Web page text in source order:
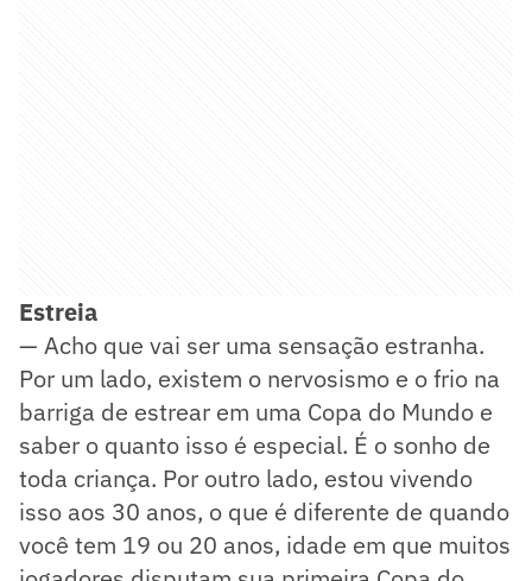
Estreia
— Acho que vai ser uma sensação estranha.
Por um lado, existem o nervosismo e o frio na
barriga de estrear em uma Copa do Mundo e
saber o quanto isso é especial. É o sonho de
toda criança. Por outro lado, estou vivendo
isso aos 30 anos, o que é diferente de quando
você tem 19 ou 20 anos, idade em que muitos